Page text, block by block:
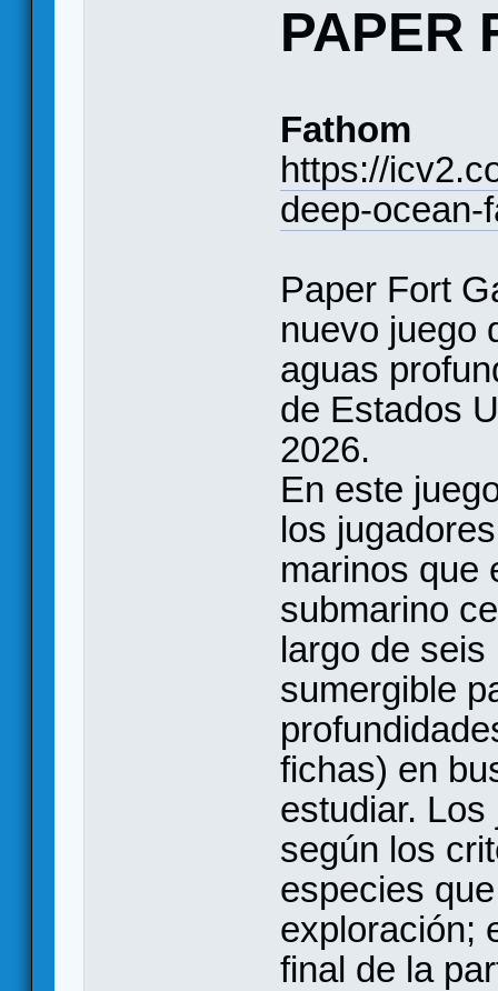
PAPER
Fathom
https://
deep-ocean-
Paper Fort
nuevo juego
aguas
de Estados
2026.
En este
los
marinos que
submarino
largo de
sumergible
fichas) en
estudiar.
según los
especies
exploración;
final de la